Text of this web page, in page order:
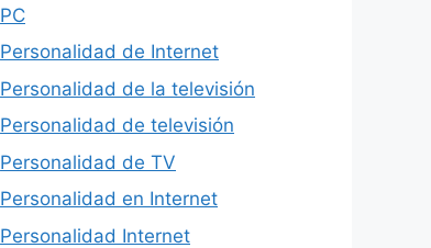
PC
Personalidad de Internet
Personalidad de la televisión
Personalidad de televisión
Personalidad de TV
Personalidad en Internet
Personalidad Internet